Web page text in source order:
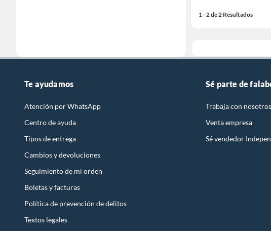
1 - 2 de 2 Resultados
Te ayudamos
Atención por WhatsApp
Centro de ayuda
Tipos de entrega
Cambios y devoluciones
Seguimiento de mi orden
Boletas y facturas
Política de prevención de delitos
Textos legales
Sé parte de
Trabaja con nosotros
Venta empresa
Sé vendedor